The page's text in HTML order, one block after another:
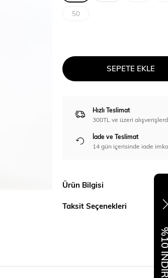
50
SEPETE EKLE
Hızlı Teslimat
300TL ve üzeri
İade ve Teslimat
14 gün içerisinde iade
Ürün Bilgisi
Taksit Seçenekleri
%10